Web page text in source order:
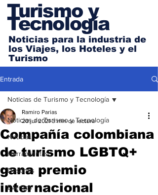
Turismo y
Tecnología
Noticias para la industria de
los Viajes, los Hoteles y el
Turismo
Entrada
Noticias de Turismo y Tecnología
Noticias
Herramientas
Destinos
Eventos
Noticias de Turismo y Tecnología
Compañía colombiana
de turismo LGBTQ+
gana premio
internacional
Ramiro Parias
20 jul 2021 3 min de lectura